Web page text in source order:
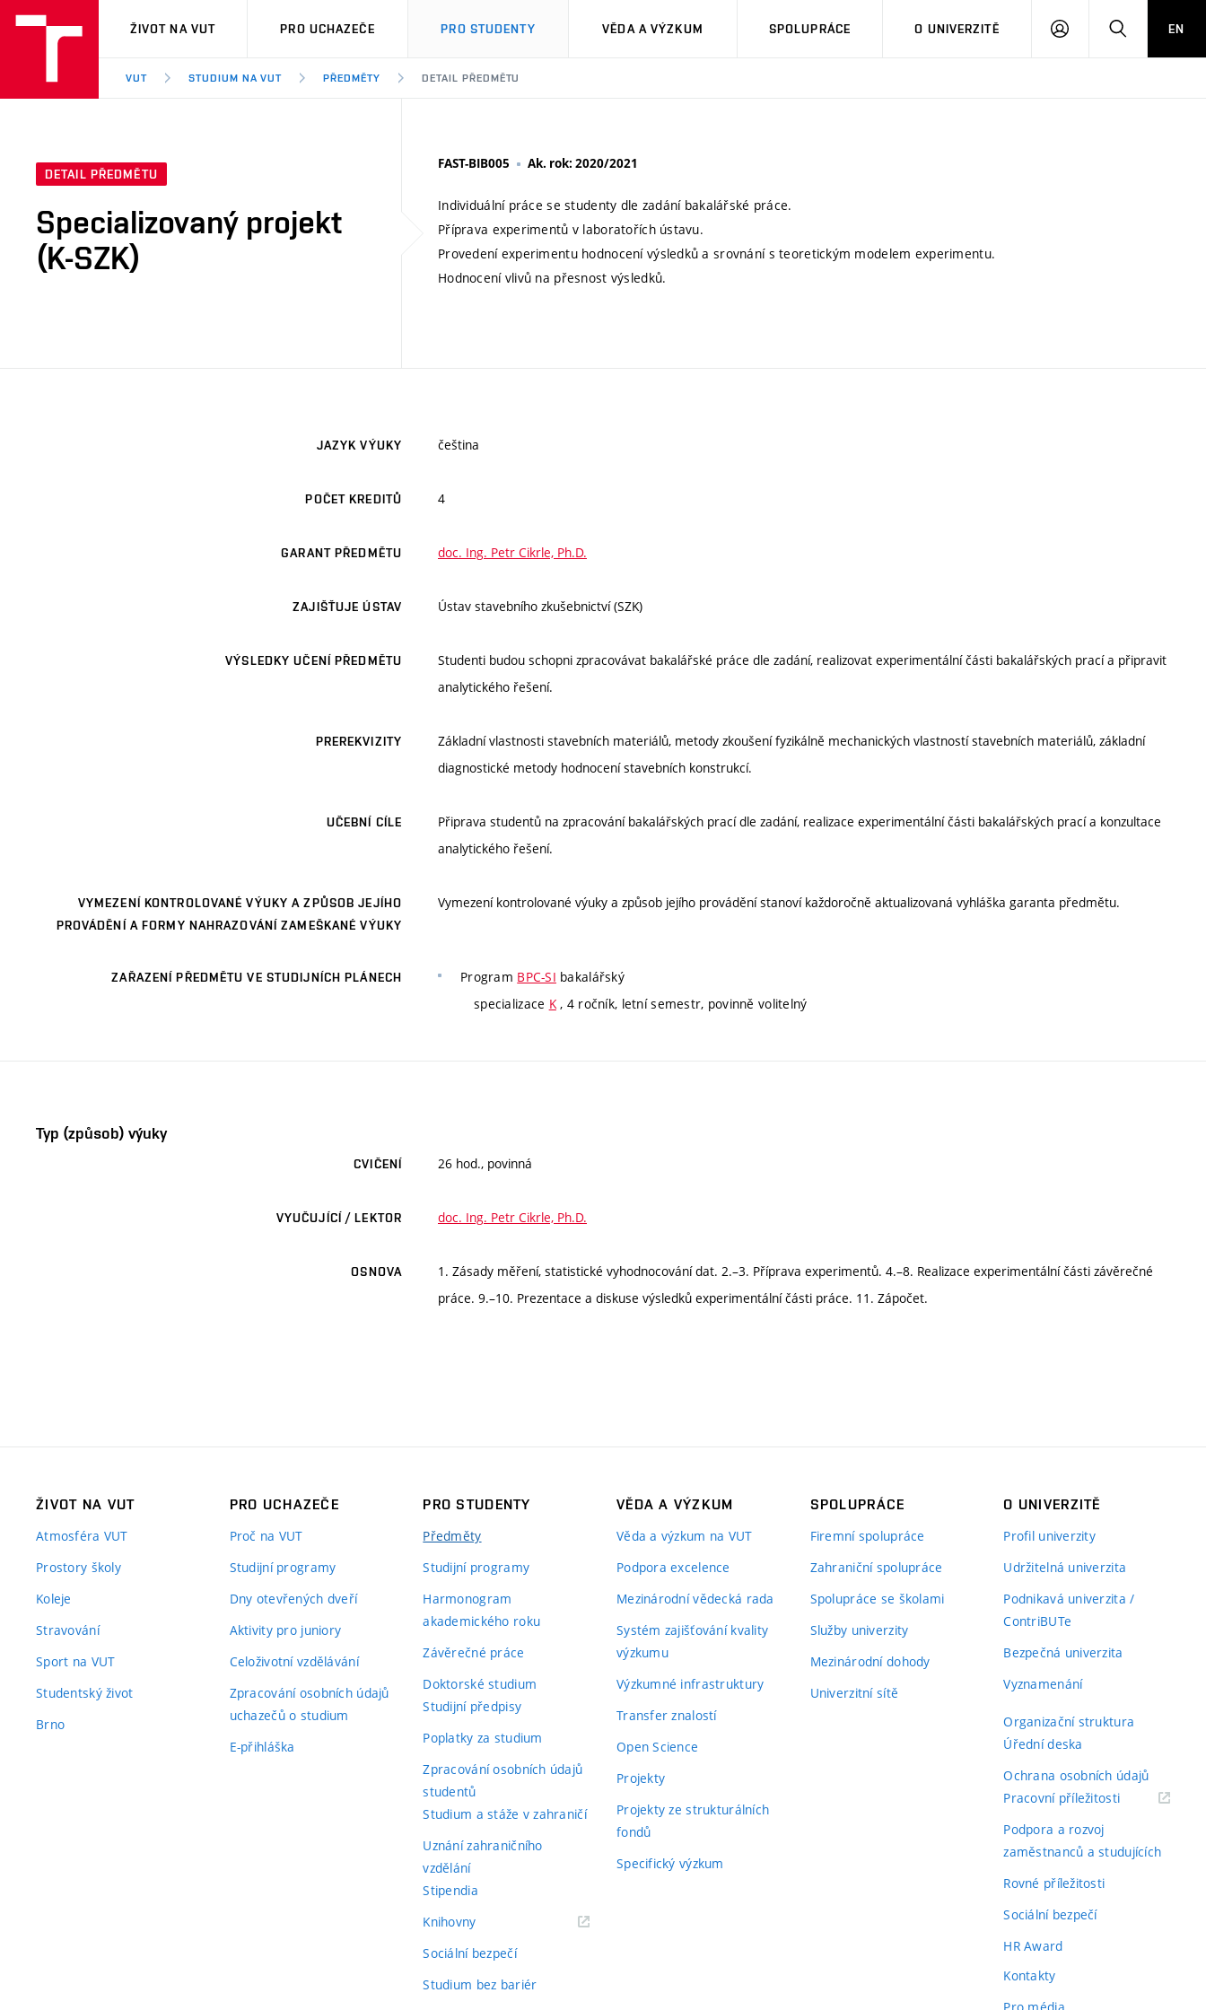
VUT
ŽIVOT NA VUT PRO UCHAZEČE PRO STUDENTY VĚDA A VÝZKUM SPOLUPRÁCE O UNIVERZITĚ
PŘIHLÁSIT HLEDATEN
VUT STUDIUM NA VUT PŘEDMĚTY DETAIL PŘEDMĚTU
DETAIL PŘEDMĚTU
Specializovaný projekt
(K-SZK)
FAST-BIB005 Ak. rok: 2020/2021
Individuální práce se studenty dle zadání bakalářské práce.
Příprava experimentů v laboratořích ústavu.
Provedení experimentu hodnocení výsledků a srovnání s teoretickým modelem experimentu.
Hodnocení vlivů na přesnost výsledků.
JAZYK VÝUKY čeština
POČET KREDITŮ 4
GARANT PŘEDMĚTU doc. Ing. Petr Cikrle, Ph.D.
ZAJIŠŤUJE ÚSTAV Ústav stavebního zkušebnictví (SZK)
VÝSLEDKY UČENÍ PŘEDMĚTU
Studenti budou schopni zpracovávat bakalářské práce dle zadání, realizovat experimentální části bakalářských prací a připravit
analytického řešení.
PREREKVIZITY
Základní vlastnosti stavebních materiálů, metody zkoušení fyzikálně mechanických vlastností stavebních materiálů, základní
diagnostické metody hodnocení stavebních konstrukcí.
UČEBNÍ CÍLE
Připrava studentů na zpracování bakalářských prací dle zadání, realizace experimentální části bakalářských prací a konzultace
analytického řešení.
VYMEZENÍ KONTROLOVANÉ VÝUKY A ZPŮSOB JEJÍHO
PROVÁDĚNÍ A FORMY NAHRAZOVÁNÍ ZAMEŠKANÉ VÝUKY
Vymezení kontrolované výuky a způsob jejího provádění stanoví každoročně aktualizovaná vyhláška garanta předmětu.
ZAŘAZENÍ PŘEDMĚTU VE STUDIJNÍCH PLÁNECH Program BPC-SI bakalářský
specializace K, 4 ročník, letní semestr, povinně volitelný
Typ (způsob) výuky
CVIČENÍ 26 hod., povinná
VYUČUJÍCÍ / LEKTOR doc. Ing. Petr Cikrle, Ph.D.
OSNOVA
1. Zásady měření, statistické vyhodnocování dat. 2.–3. Příprava experimentů. 4.–8. Realizace experimentální části závěrečné
práce. 9.–10. Prezentace a diskuse výsledků experimentální části práce. 11. Zápočet.
ŽIVOT NA VUT
Atmosféra VUT
Prostory školy
Koleje
Stravování
Sport na VUT
Studentský život
Brno
PRO UCHAZEČE
Proč na VUT
Studijní programy
Dny otevřených dveří
Aktivity pro juniory
Celoživotní vzdělávání
Zpracování osobních údajů
uchazečů o studium
E-přihláška
PRO STUDENTY
Předměty
Studijní programy
Harmonogram
akademického roku
Závěrečné práce
Doktorské studium
Studijní předpisy
Poplatky za studium
Zpracování osobních údajů
studentů
Studium a stáže v zahraničí
Uznání zahraničního
vzdělání
Stipendia
Knihovny(externí
Sociální bezpečí
Studium bez bariér
VĚDA A VÝZKUM
Věda a výzkum na VUT
Podpora excelence
Mezinárodní vědecká rada
Systém zajišťování kvality
výzkumu
Výzkumné infrastruktury
Transfer znalostí
Open Science
Projekty
Projekty ze strukturálních
fondů
Specifický výzkum
SPOLUPRÁCE
Firemní spolupráce
Zahraniční spolupráce
Spolupráce se školami
Služby univerzity
Mezinárodní dohody
Univerzitní sítě
O UNIVERZITĚ
Profil univerzity
Udržitelná univerzita
Podnikavá univerzita /
ContriBUTe
Bezpečná univerzita
Vyznamenání
Organizační struktura
Úřední deska
Ochrana osobních údajů
Pracovní příležitosti(externí
Podpora a rozvoj
zaměstnanců a studujících
Rovné příležitosti
Sociální bezpečí
HR Award
Kontakty
Pro média